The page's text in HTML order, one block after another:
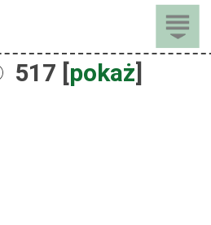
517 [pokaż]